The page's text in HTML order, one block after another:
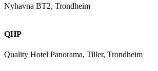
Nyhavna BT2, Trondheim
QHP
Quality Hotel Panorama, Tiller, Trondheim